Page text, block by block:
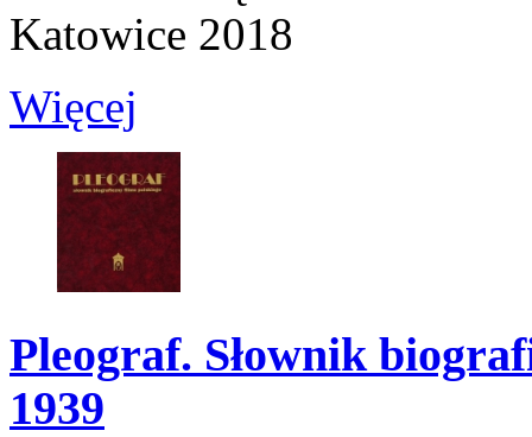
Katowice 2018
Więcej
Pleograf. Słownik
1939